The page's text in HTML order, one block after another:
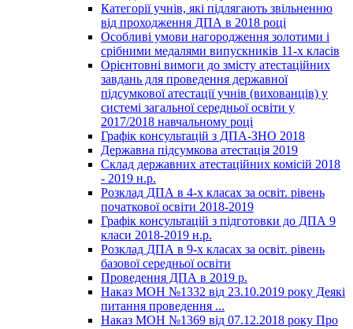
Категорії учнів, які підлягають звільненню
від проходження ДПА в 2018 році
Особливі умови нагородження золотими і
срібними медалями випускників 11-х класів
Орієнтовні вимоги до змісту атестаційних
завдань для проведення державної
підсумкової атестації учнів (вихованців) у
системі загальної середньої освіти у
2017/2018 навчальному році
Графік консультацій з ДПА-ЗНО 2018
Державна підсумкова атестація 2019
Склад державних атестаційних комісій 2018
- 2019 н.р.
Розклад ДПА в 4-х класах за освіт. рівень
початкової освіти 2018-2019
Графік консультацій з підготовки до ДПА 9
класи 2018-2019 н.р.
Розклад ДПА в 9-х класах за освіт. рівень
базової середньої освіти
Проведення ДПА в 2019 р.
Наказ МОН №1332 від 23.10.2019 року Деякі
питання проведення ...
Наказ МОН №1369 від 07.12.2018 року Про